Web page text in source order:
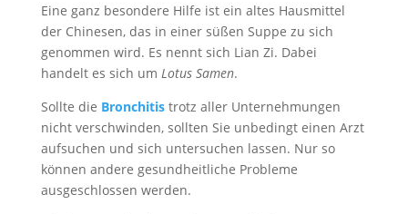
Eine ganz besondere Hilfe ist ein altes Hausmittel
der Chinesen, das in einer süßen Suppe zu sich
genommen wird. Es nennt sich Lian Zi. Dabei
handelt es sich um Lotus Samen.
Sollte die Bronchitistrotz aller Unternehmungen
nicht verschwinden, sollten Sie unbedingt einen Arzt
aufsuchen und sich untersuchen lassen. Nur so
können andere gesundheitliche Probleme
ausgeschlossen werden.